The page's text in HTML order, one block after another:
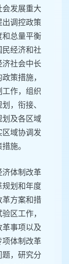
发展重大
出调控政策
和总量平衡
民经济和社
济社会中长
策措施，
作，组织
，衔接、
划及各区域
域协调发
施。
济体制改革
规划和年度
革方案和措
区工作，
事项以及
项体制改革
题，研究分